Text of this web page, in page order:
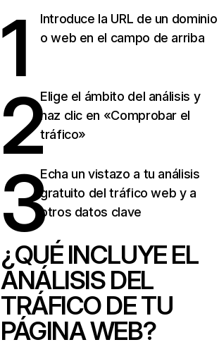
1
Introduce la URL de un dominio
o web en el campo de arriba
2Elige el ámbito del análisis y
haz clic en «Comprobar el
tráfico»
3Echa un vistazo a tu análisis
gratuito del tráfico web y a
otros datos clave
¿QUÉ INCLUYE EL
ANÁLISIS DEL
TRÁFICO DE TU
PÁGINA WEB?